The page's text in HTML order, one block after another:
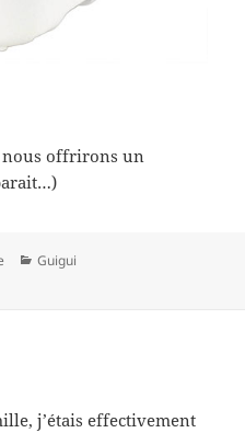
offrirons un
Catégories
Guigui
j’étais effectivement